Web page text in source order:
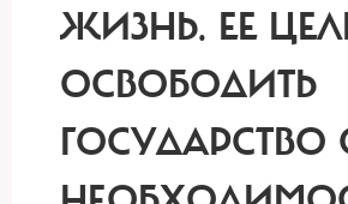
ЖИЗНЬ. ЕЕ
ОСВОБОДИТЬ
ГОСУДАРСТВО